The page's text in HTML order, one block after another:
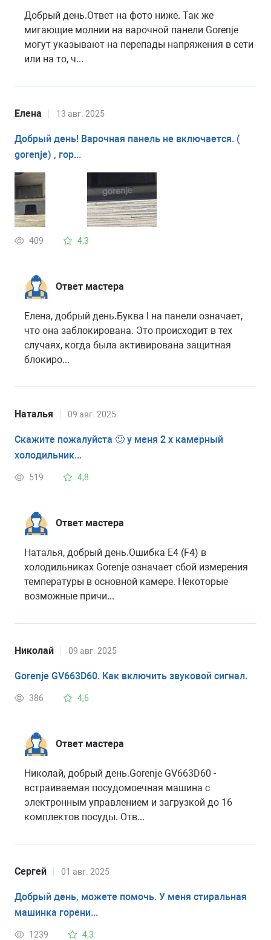
Добрый день.Ответ на фото ниже. Так же
мигающие молнии на варочной панели Gorenje
могут указывают на перепады напряжения в сети
или на то, ч...
Елена 13 авг. 2025
Добрый день! Варочная панель не включается. (
gorenje) , гор...
409 4,3
Ответ мастера
Елена, добрый день.Буква l на панели означает,
что она заблокирована. Это происходит в тех
случаях, когда была активирована защитная
блокиро...
Наталья 09 авг. 2025
Скажите пожалуйста 🙂 у меня 2 х камерный
холодильник...
519 4,8
Ответ мастера
Наталья, добрый день.Ошибка Е4 (F4) в
холодильниках Gorenje означает сбой измерения
температуры в основной камере. Некоторые
возможные причи...
Николай 09 авг. 2025
Gorenje GV663D60. Как включить звуковой сигнал.
386 4,6
Ответ мастера
Николай, добрый день.Gorenje GV663D60 -
встраиваемая посудомоечная машина с
электронным управлением и загрузкой до 16
комплектов посуды. Отв...
Сергей 01 авг. 2025
Добрый день, можете помочь. У меня стиральная
машинка горени...
1239 4,3